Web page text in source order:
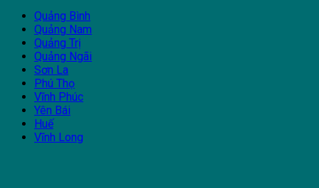
Quảng Bình
Quảng Nam
Quảng Trị
Quảng Ngãi
Sơn La
Phú Thọ
Vĩnh Phúc
Yên Bái
Huế
Vĩnh Long